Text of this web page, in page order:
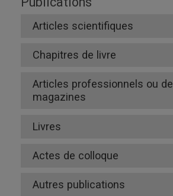
Articles scientifiques
Chapitres de livre
Articles professionnels ou de
magazines
Livres
Actes de colloque
Autres publications